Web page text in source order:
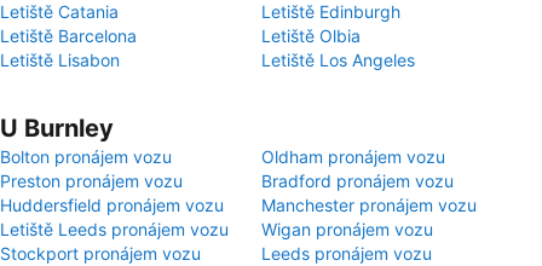
Letiště Catania
Letiště Edinburgh
Letiště Barcelona
Letiště Olbia
Letiště Lisabon
Letiště Los Angeles
U Burnley
Bolton pronájem vozu
Oldham pronájem vozu
Preston pronájem vozu
Bradford pronájem vozu
Huddersfield pronájem vozu
Manchester pronájem vozu
Letiště Leeds pronájem vozu
Wigan pronájem vozu
Stockport pronájem vozu
Leeds pronájem vozu